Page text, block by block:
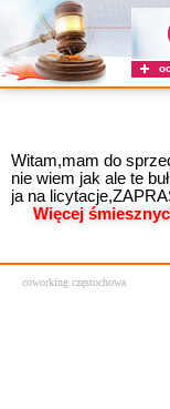
Witam,mam do
nie wiem jak ale te
ja na
Więcej
coworking częstochowa